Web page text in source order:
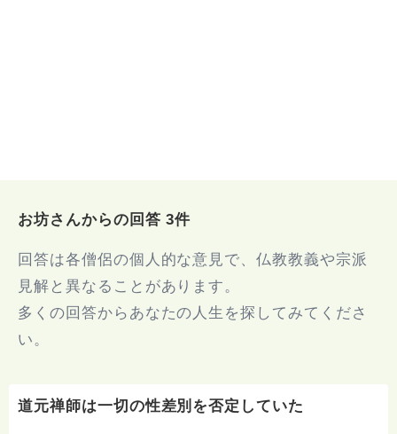
お坊さんからの回答 3件
回答は各僧侶の個人的な意見で、仏教教義や宗派
見解と異なることがあります。
多くの回答からあなたの人生を探してみてくださ
い。
道元禅師は一切の性差別を否定していた